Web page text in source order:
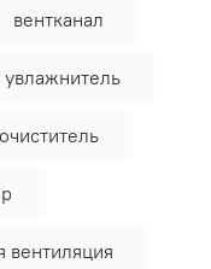
вентканал
увлажнитель
очиститель
вентиляция